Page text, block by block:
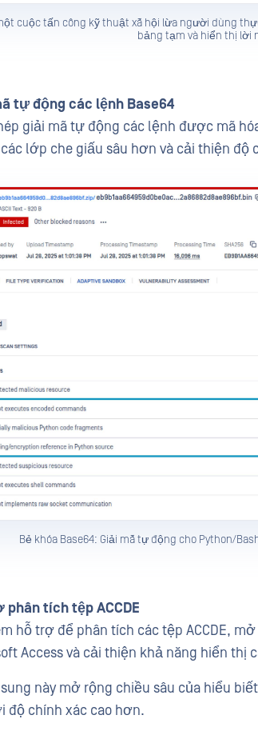
cuộc tấn công kỹ thuật xã hội lừa người dùng
bảng tạm và hiển thị lời
tự động các lệnh Base64
giải mã tự động các lệnh được mã
lớp che giấu sâu hơn và cải thiện độ
Bẻ khóa Base64: Giải mã tự động cho Python/
phân tích tệp ACCDE
hỗ trợ để phân tích các tệp ACCDE,
Access và cải thiện khả năng hiển thị
này mở rộng chiều sâu của hiểu
độ chính xác cao hơn.